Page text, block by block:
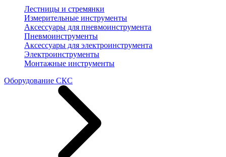
Лестницы и стремянки
Измерительные инструменты
Аксессуары для пневмоинструмента
Пневмоинструменты
Аксессуары для электроинструмента
Электроинструменты
Монтажные инструменты
Оборудование СКС